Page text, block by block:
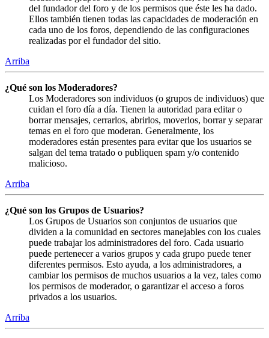
del fundador del foro y de los permisos que éste les ha dado.
Ellos también tienen todas las capacidades de moderación en
cada uno de los foros, dependiendo de las configuraciones
realizadas por el fundador del sitio.
Arriba
¿Qué son los Moderadores?
Los Moderadores son individuos (o grupos de individuos) que
cuidan el foro día a día. Tienen la autoridad para editar o
borrar mensajes, cerrarlos, abrirlos, moverlos, borrar y separar
temas en el foro que moderan. Generalmente, los
moderadores están presentes para evitar que los usuarios se
salgan del tema tratado o publiquen spam y/o contenido
malicioso.
Arriba
¿Qué son los Grupos de Usuarios?
Los Grupos de Usuarios son conjuntos de usuarios que
dividen a la comunidad en sectores manejables con los cuales
puede trabajar los administradores del foro. Cada usuario
puede pertenecer a varios grupos y cada grupo puede tener
diferentes permisos. Esto ayuda, a los administradores, a
cambiar los permisos de muchos usuarios a la vez, tales como
los permisos de moderador, o garantizar el acceso a foros
privados a los usuarios.
Arriba